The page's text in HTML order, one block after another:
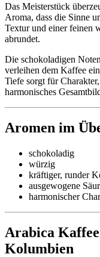
Das Meisterstück
Aroma, dass die Sinne
Textur und einer feinen
abrundet.
Die schokoladigen
verleihen dem Kaffee
Tiefe sorgt für
harmonisches
Aromen im
schokoladig
würzig
kräftiger, runder
ausgewogene
harmonischer
Arabica
Kolumbien